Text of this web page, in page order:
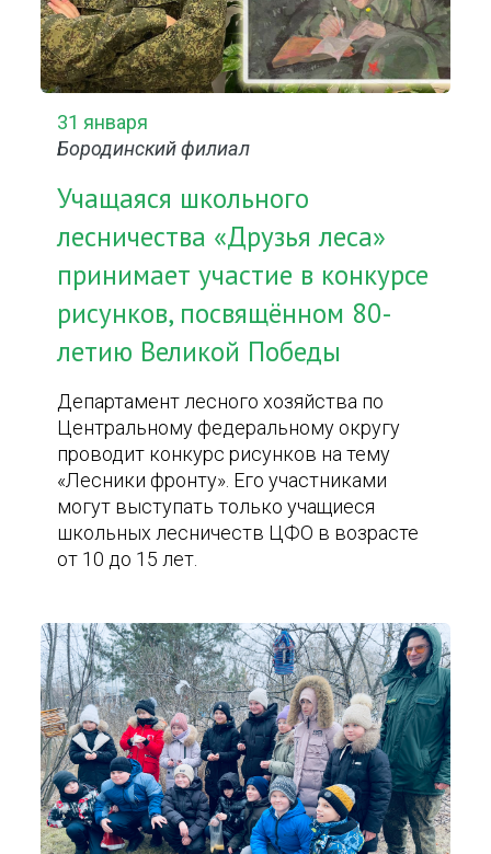
31 января
Бородинский филиал
Учащаяся школьного
лесничества «Друзья леса»
принимает участие в конкурсе
рисунков, посвящённом 80-
летию Великой Победы
Департамент лесного хозяйства по
Центральному федеральному округу
проводит конкурс рисунков на тему
«Лесники фронту». Его участниками
могут выступать только учащиеся
школьных лесничеств ЦФО в возрасте
от 10 до 15 лет.